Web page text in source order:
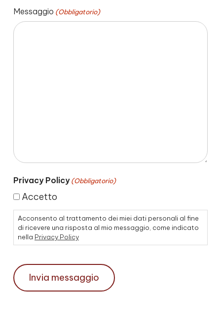
Messaggio (Obbligatorio)
Privacy Policy (Obbligatorio)
Accetto
Acconsento al trattamento dei miei dati personali al fine
di ricevere una risposta al mio messaggio, come indicato
nella Privacy Policy